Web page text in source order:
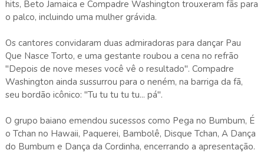
hits, Beto Jamaica e Compadre Washington trouxeram fãs para
o palco, incluindo uma mulher grávida.
Os cantores convidaram duas admiradoras para dançar Pau
Que Nasce Torto, e uma gestante roubou a cena no refrão
"Depois de nove meses você vê o resultado". Compadre
Washington ainda sussurrou para o neném, na barriga da fã,
seu bordão icônico: "Tu tu tu tu tu... pá".
O grupo baiano emendou sucessos como Pega no Bumbum, É
o Tchan no Hawaii, Paquerei, Bambolê, Disque Tchan, A Dança
do Bumbum e Dança da Cordinha, encerrando a apresentação.